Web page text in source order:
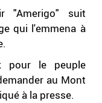
"Amerigo" suit
qui l'emmena à
pour le peuple
au Mont
à la presse.